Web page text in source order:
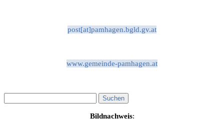
post[at]pamhagen.bgld.gv.at
www.gemeinde-pamhagen.at
Bildnachweis: